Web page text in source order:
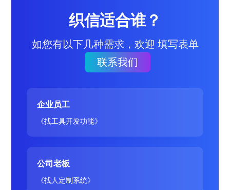
织信适合谁？
如您有以下几种需求，欢迎 填写表单
联系我们
企业员工
《找工具开发功能》
公司老板
《找人定制系统》